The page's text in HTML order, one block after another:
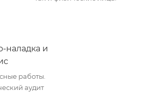
наладка и
работы.
аудит